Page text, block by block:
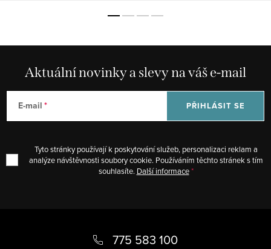
Aktuální novinky a slevy na váš e-mail
E-mail
Tyto stránky používají k poskytování služeb, personalizaci reklam a
analýze návštěvnosti soubory cookie. Používáním těchto stránek s tím
souhlasíte. Další informace
PŘIHLÁSIT SE
775 583 100